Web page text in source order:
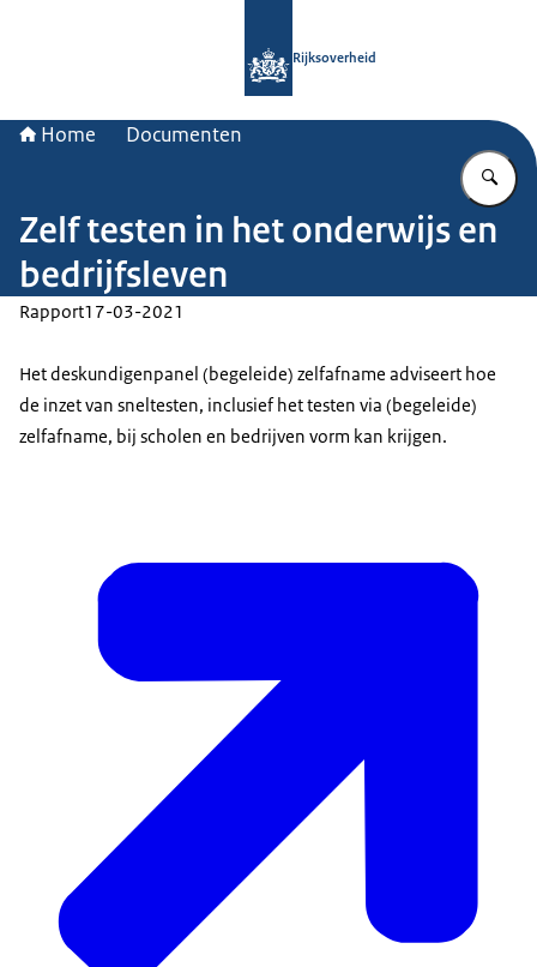
Rijksoverheid
Home Documenten
Zelf testen in het onderwijs en
bedrijfsleven
Rapport17-03-2021
Het deskundigenpanel (begeleide) zelfafname adviseert hoe
de inzet van sneltesten, inclusief het testen via (begeleide)
zelfafname, bij scholen en bedrijven vorm kan krijgen.